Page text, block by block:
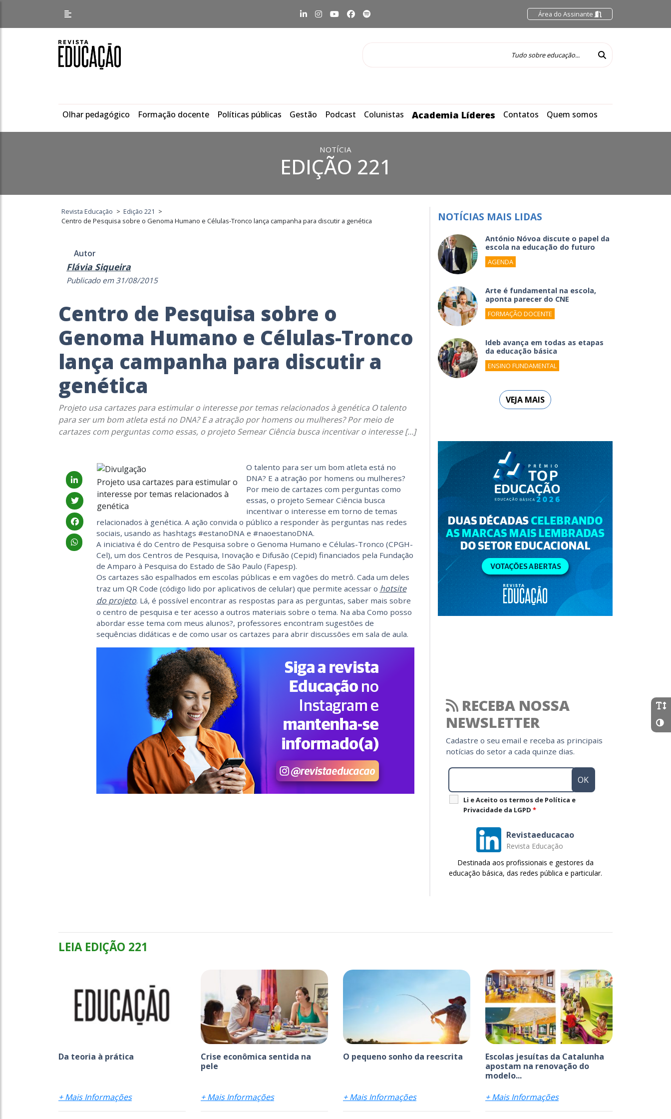
Área do Assinante
Olhar pedagógico Formação docente Políticas públicas Gestão Podcast Colunistas Academia Líderes Contatos Quem somos
NOTÍCIA
EDIÇÃO 221
Revista Educação > Edição 221 >
Centro de Pesquisa sobre o Genoma Humano e Células-Tronco lança campanha para discutir a genética
Autor
Flávia Siqueira
Publicado em 31/08/2015
Centro de Pesquisa sobre o
Genoma Humano e Células-Tronco
lança campanha para discutir a
genética
Projeto usa cartazes para estimular o interesse por temas relacionados à genética O talento
para ser um bom atleta está no DNA? E a atração por homens ou mulheres? Por meio de
cartazes com perguntas como essas, o projeto Semear Ciência busca incentivar o interesse […]
Projeto usa cartazes para estimular o
interesse por temas relacionados à
genética
O talento para ser um bom atleta está no
DNA? E a atração por homens ou mulheres?
Por meio de cartazes com perguntas como
essas, o projeto Semear Ciência busca
incentivar o interesse em torno de temas
relacionados à genética. A ação convida o público a responder às perguntas nas redes
sociais, usando as hashtags #estanoDNA e #naoestanoDNA.
A iniciativa é do Centro de Pesquisa sobre o Genoma Humano e Células-Tronco (CPGH-
Cel), um dos Centros de Pesquisa, Inovação e Difusão (Cepid) financiados pela Fundação
de Amparo à Pesquisa do Estado de São Paulo (Fapesp).
Os cartazes são espalhados em escolas públicas e em vagões do metrô. Cada um deles
traz um QR Code (código lido por aplicativos de celular) que permite acessar o hotsite
do projeto. Lá, é possível encontrar as respostas para as perguntas, saber mais sobre
o centro de pesquisa e ter acesso a outros materiais sobre o tema. Na aba Como posso
abordar esse tema com meus alunos?, professores encontram sugestões de
sequências didáticas e de como usar os cartazes para abrir discussões em sala de aula.
NOTÍCIAS MAIS LIDAS
António Nóvoa discute o papel da
escola na educação do futuro
AGENDA
Arte é fundamental na escola,
aponta parecer do CNE
FORMAÇÃO DOCENTE
Ideb avança em todas as etapas
da educação básica
ENSINO FUNDAMENTAL
VEJA MAIS
RECEBA NOSSA
NEWSLETTER
Cadastre o seu email e receba as principais
notícias do setor a cada quinze dias.
Li e Aceito os termos de Política e
Privacidade da LGPD *
Revistaeducacao
Revista Educação
Destinada aos profissionais e gestores da
educação básica, das redes pública e particular.
LEIA EDIÇÃO 221
Da teoria à prática
+ Mais Informações
Crise econômica sentida na
pele
+ Mais Informações
O pequeno sonho da reescrita
+ Mais Informações
Escolas jesuítas da Catalunha
apostam na renovação do
modelo...
+ Mais Informações